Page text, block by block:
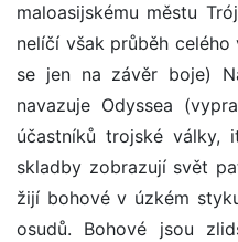
maloasijskému městu
nelíčí však průběh
se jen na závěr boje)
navazuje Odyssea
účastníků trojské války,
skladby zobrazují svět
žijí bohové v úzkém
osudů. Bohové jsou